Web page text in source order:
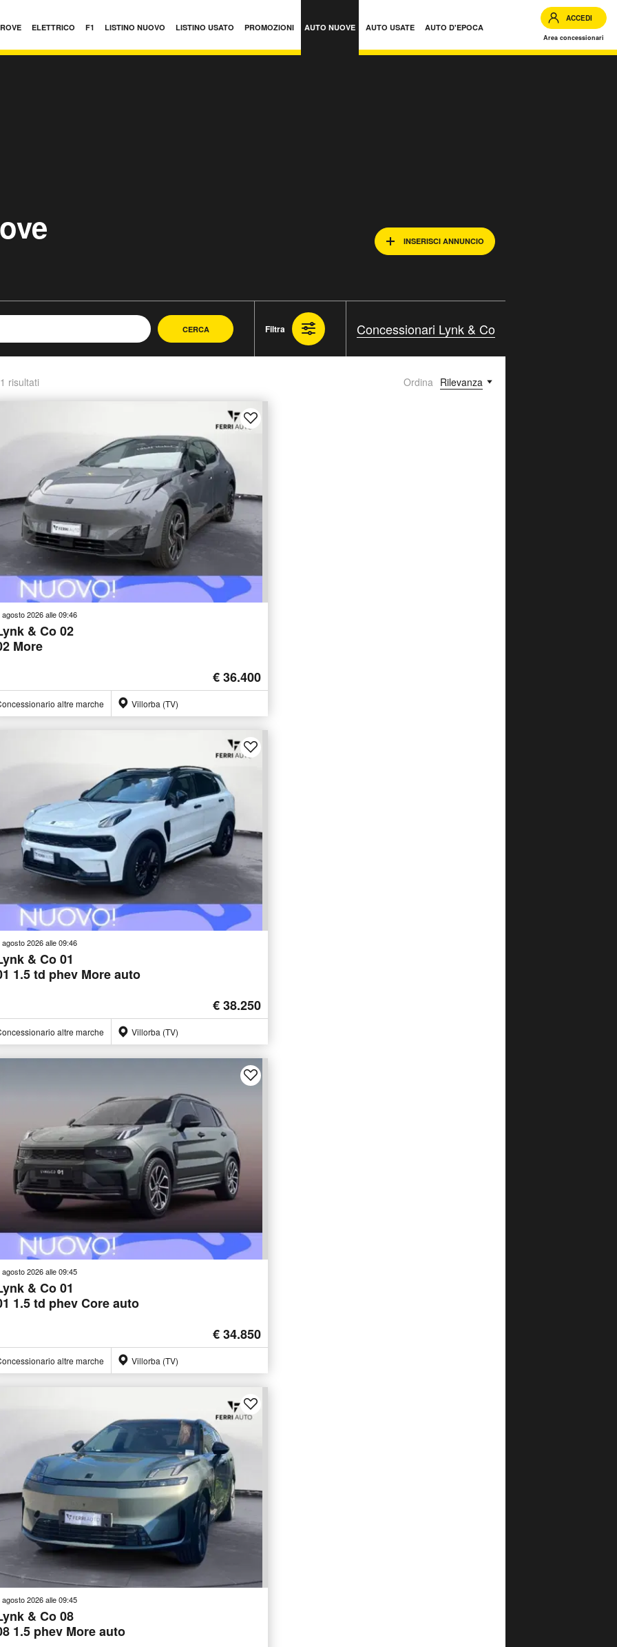
ELETTRICO F1 LISTINO NUOVO LISTINO USATO PROMOZIONI AUTO NUOVE AUTO USATE AUTO D'EPOCA
ACCEDI
Area concessionari
INSERISCI ANNUNCIO
CERCA Filtra Concessionari Lynk & Co
risultati Ordina Rilevanza
agosto 2026 alle 09:46
& Co 02
More
€ 36.400
altre marche Villorba (TV)
agosto 2026 alle 09:46
& Co 01
1.5 td phev More auto
€ 38.250
altre marche Villorba (TV)
agosto 2026 alle 09:45
& Co 01
1.5 td phev Core auto
€ 34.850
altre marche Villorba (TV)
agosto 2026 alle 09:45
& Co 08
1.5 phev More auto